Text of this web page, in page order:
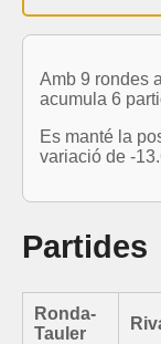
Amb 9 rondes
acumula 6
Es manté la
variació de -
Partides
Ronda-
Tauler